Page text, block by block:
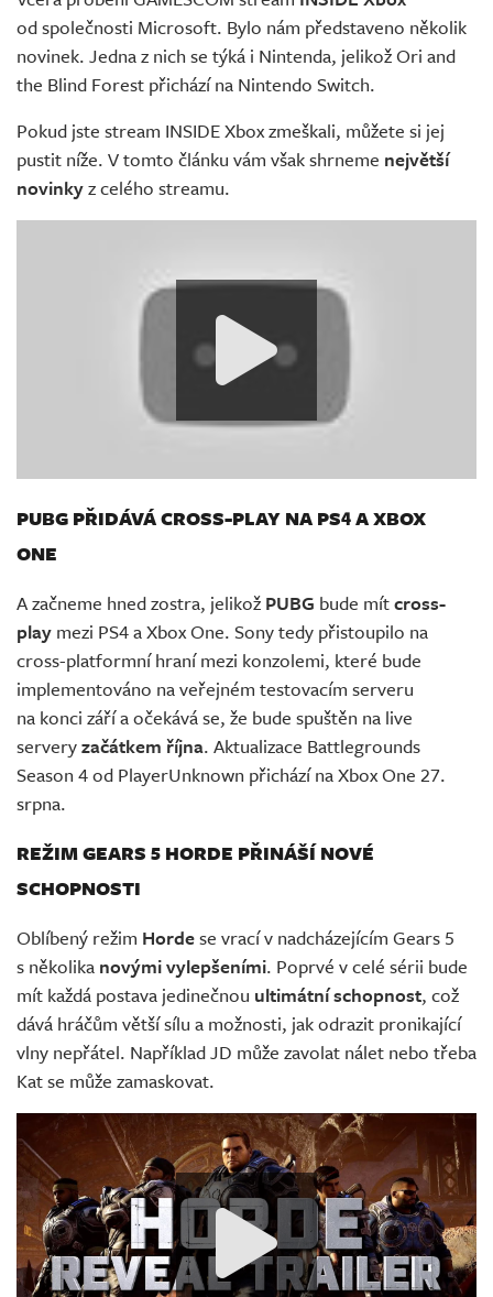
Živě
od společnosti Microsoft. Bylo nám představeno několik
novinek. Jedna z nich se týká i Nintenda, jelikož Ori and
the Blind Forest přichází na Nintendo Switch.
Pokud jste stream INSIDE Xbox zmeškali, můžete si jej
pustit níže. V tomto článku vám však shrneme největší
novinkyz celého streamu.
PUBG PŘIDÁVÁ CROSS-PLAY NA PS4 A XBOX
ONE
A začneme hned zostra, jelikož PUBG bude mítcross-
play mezi PS4 a Xbox One. Sony tedy přistoupilo na
cross-platformní hraní mezi konzolemi, které bude
implementováno na veřejném testovacím serveru
na konci září a očekává se, že bude spuštěn na live
serveryzačátkem října. Aktualizace Battlegrounds
Season 4 od PlayerUnknown přichází na Xbox One 27.
srpna.
REŽIM GEARS 5 HORDE PŘINÁŠÍ NOVÉ
SCHOPNOSTI
Oblíbený režim Hordese vrací v nadcházejícím Gears 5
s několika novýmivylepšeními. Poprvé v celé sérii bude
mít každá postava jedinečnou ultimátní schopnost, což
dává hráčům větší sílu a možnosti, jak odrazit pronikající
vlny nepřátel. Například JD může zavolat nálet nebo třeba
Kat se může zamaskovat.